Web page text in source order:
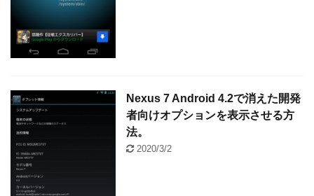
Nexus 7 Android 4.2で消えた開発
者向けオプションを表示させる方
法。
2020/3/2